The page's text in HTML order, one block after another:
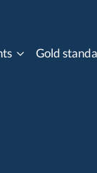
Gold